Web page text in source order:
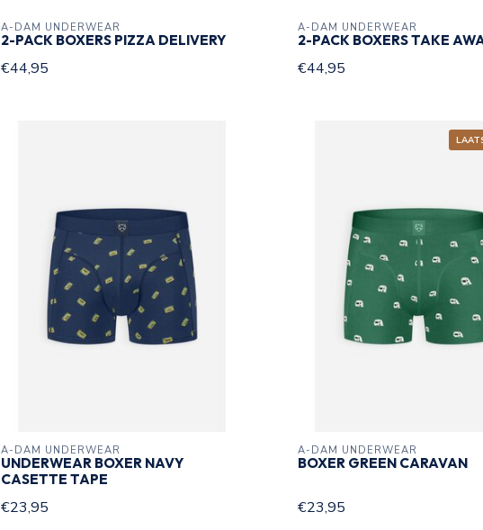
A-DAM UNDERWEAR
2-PACK BOXERS PIZZA DELIVERY
€44,95
A-DAM UNDERWEAR
2-PACK BOXERS TAKE
€44,95
A-DAM UNDERWEAR
UNDERWEAR BOXER NAVY
CASETTE TAPE
€23,95
A-DAM UNDERWEAR
BOXER GREEN CARAVAN
€23,95